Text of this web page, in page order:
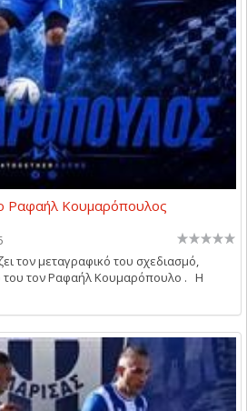
Ραφαήλ Κουμαρόπουλος
τον μεταγραφικό του σχεδιασμό,
του τον Ραφαήλ Κουμαρόπουλο . Η